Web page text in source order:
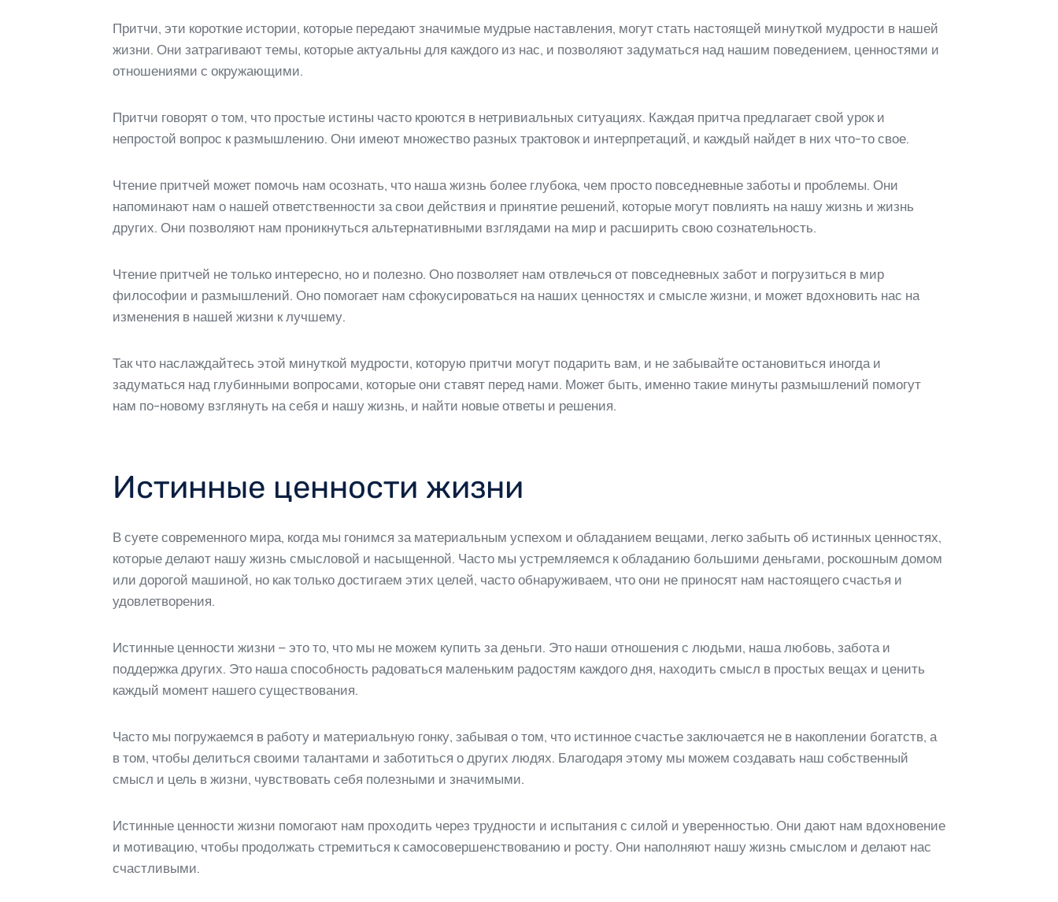
Притчи, эти короткие истории, которые передают значимые мудрые наставления, могут стать настоящей минуткой мудрости в нашей
жизни. Они затрагивают темы, которые актуальны для каждого из нас, и позволяют задуматься над нашим поведением, ценностями и
отношениями с окружающими.
Притчи говорят о том, что простые истины часто кроются в нетривиальных ситуациях. Каждая притча предлагает свой урок и
непростой вопрос к размышлению. Они имеют множество разных трактовок и интерпретаций, и каждый найдет в них что-то свое.
Чтение притчей может помочь нам осознать, что наша жизнь более глубока, чем просто повседневные заботы и проблемы. Они
напоминают нам о нашей ответственности за свои действия и принятие решений, которые могут повлиять на нашу жизнь и жизнь
других. Они позволяют нам проникнуться альтернативными взглядами на мир и расширить свою сознательность.
Чтение притчей не только интересно, но и полезно. Оно позволяет нам отвлечься от повседневных забот и погрузиться в мир
философии и размышлений. Оно помогает нам сфокусироваться на наших ценностях и смысле жизни, и может вдохновить нас на
изменения в нашей жизни к лучшему.
Так что наслаждайтесь этой минуткой мудрости, которую притчи могут подарить вам, и не забывайте остановиться иногда и
задуматься над глубинными вопросами, которые они ставят перед нами. Может быть, именно такие минуты размышлений помогут
нам по-новому взглянуть на себя и нашу жизнь, и найти новые ответы и решения.
Истинные ценности жизни
В суете современного мира, когда мы гонимся за материальным успехом и обладанием вещами, легко забыть об истинных ценностях,
которые делают нашу жизнь смысловой и насыщенной. Часто мы устремляемся к обладанию большими деньгами, роскошным домом
или дорогой машиной, но как только достигаем этих целей, часто обнаруживаем, что они не приносят нам настоящего счастья и
удовлетворения.
Истинные ценности жизни – это то, что мы не можем купить за деньги. Это наши отношения с людьми, наша любовь, забота и
поддержка других. Это наша способность радоваться маленьким радостям каждого дня, находить смысл в простых вещах и ценить
каждый момент нашего существования.
Часто мы погружаемся в работу и материальную гонку, забывая о том, что истинное счастье заключается не в накоплении богатств, а
в том, чтобы делиться своими талантами и заботиться о других людях. Благодаря этому мы можем создавать наш собственный
смысл и цель в жизни, чувствовать себя полезными и значимыми.
Истинные ценности жизни помогают нам проходить через трудности и испытания с силой и уверенностью. Они дают нам вдохновение
и мотивацию, чтобы продолжать стремиться к самосовершенствованию и росту. Они наполняют нашу жизнь смыслом и делают нас
счастливыми.